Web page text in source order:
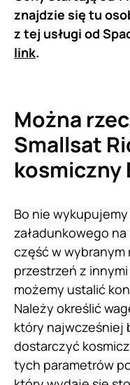
znajdzie się tu
z tej usługi od
link.
Można
Smallsat
kosmiczny
Bo nie
załadunkowego
część w wybranym
przestrzeń z
możemy ustalić
Należy określić
który najwcześniej
dostarczyć
tych parametrów